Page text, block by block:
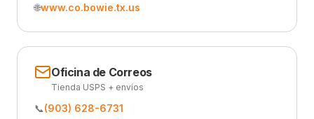
🌐www.co.bowie.tx.us
Oficina de Correos
Tienda USPS + envíos
📞(903) 628-6731